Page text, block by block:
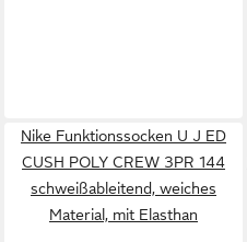
Nike Funktionssocken U J ED
CUSH POLY CREW 3PR 144
schweißableitend, weiches
Material, mit Elasthan